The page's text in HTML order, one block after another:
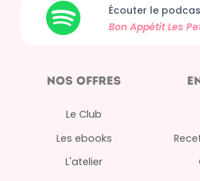
Écouter le
Bon AppétitLes
nos offres
Le Club
Les ebooks
L'atelier